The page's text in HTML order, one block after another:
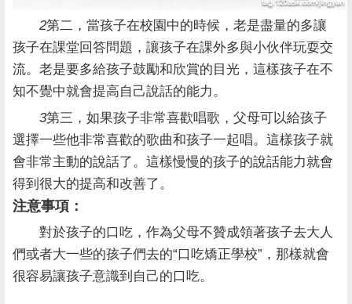
2第二，當孩子在校園中的時候，老是盡量的多讓
孩子在課堂回答問題，讓孩子在課外多與小伙伴玩耍交
流。老是要多給孩子鼓勵和欣賞的目光，這樣孩子在不
知不覺中就會提高自己說話的能力。
3第三，如果孩子非常喜歡唱歌，父母可以給孩子
選擇一些他非常喜歡的歌曲和孩子一起唱。這樣孩子就
會非常主動的說話了。這樣慢慢的孩子的說話能力就會
得到很大的提高和改善了。
注意事項：
對於孩子的口吃，作為父母不贊成領著孩子去大人
們或者大一些的孩子們去的“口吃矯正學校”，那樣就會
很容易讓孩子意識到自己的口吃。